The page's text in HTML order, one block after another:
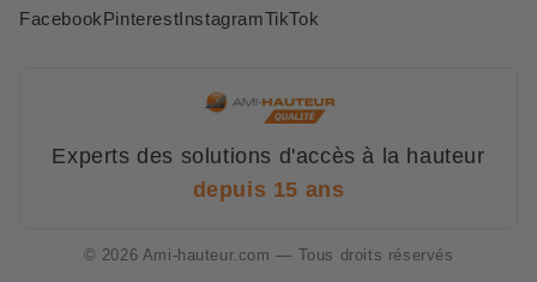
FacebookPinterestInstagramTikTok
Experts des solutions d'accès à la hauteur
depuis 15 ans
© 2026 Ami-hauteur.com — Tous droits réservés